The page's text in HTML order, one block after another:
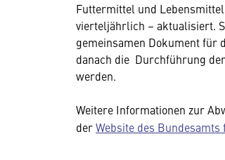
Futtermittel und
vierteljährlich – aktualisiert.
gemeinsamen Dokument für
danach die Durchführung
werden.
Weitere Informationen zur
derWebsite des